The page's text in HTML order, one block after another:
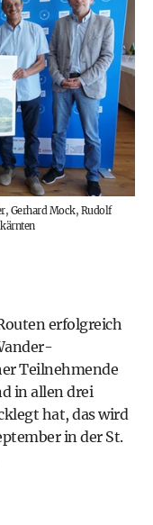
Gerhard Mock, Rudolf
erfolgreich
Teilnehmende
in allen drei
hat, das wird
in der St.